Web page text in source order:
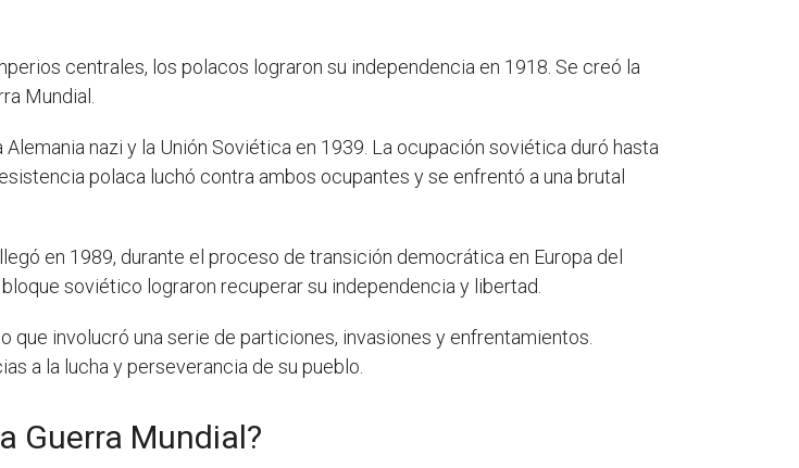
centrales, los polacos lograron su independencia en 1918. Se creó la
Mundial.
Alemania nazi y la Unión Soviética en 1939. La ocupación soviética duró hasta
polaca luchó contra ambos ocupantes y se enfrentó a una brutal
en 1989, durante el proceso de transición democrática en Europa del
soviético lograron recuperar su independencia y libertad.
que involucró una serie de particiones, invasiones y enfrentamientos.
a la lucha y perseverancia de su pueblo.
Guerra Mundial?